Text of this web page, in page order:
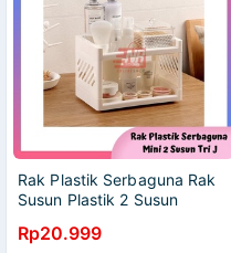
Rak Plastik Serbaguna Rak
Susun Plastik 2 Susun
Rp20.999